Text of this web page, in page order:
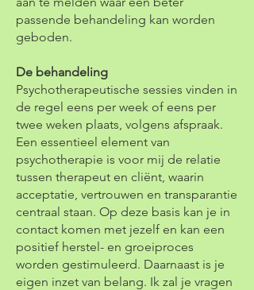
passende behandeling kan worden
geboden.
De behandeling
Psychotherapeutische sessies vinden in
de regel eens per week of eens per
twee weken plaats, volgens afspraak.
Een essentieel element van
psychotherapie is voor mij de relatie
tussen therapeut en cliënt, waarin
acceptatie, vertrouwen en transparantie
centraal staan. Op deze basis kan je in
contact komen met jezelf en kan een
positief herstel- en groeiproces
worden gestimuleerd. Daarnaast is je
eigen inzet van belang. Ik zal je vragen